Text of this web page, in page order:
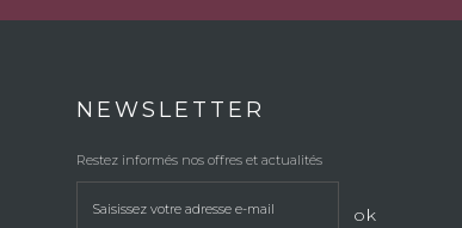
NEWSLETTER
Restez informés nos offres et actualités
ok